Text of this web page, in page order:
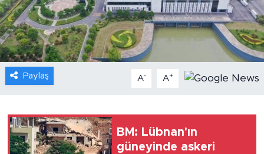
Paylaş A- A+
BM: Lübnan'ın
güneyinde askeri
Sağlık
Foto Haber
Xinhua
Seyahat